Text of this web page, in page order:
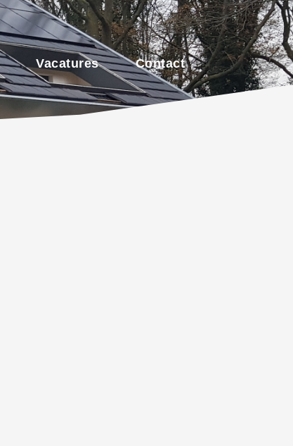
Vacatures Contact